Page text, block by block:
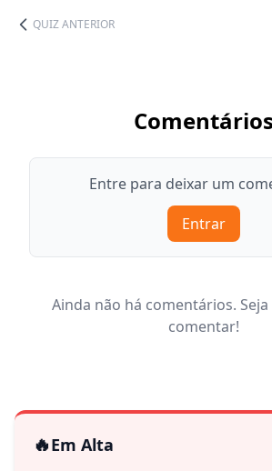
QUIZ ANTERIOR
Comentários
Entre para deixar um
Entrar
Ainda não há comentários.
comentar!
🔥Em Alta